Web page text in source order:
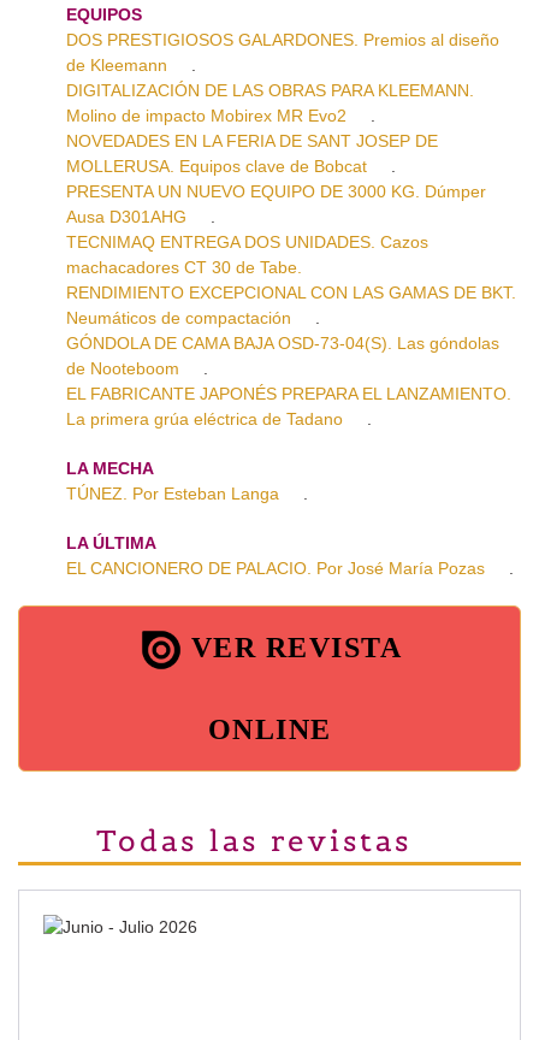
EQUIPOS
DOS PRESTIGIOSOS GALARDONES. Premios al diseño
de Kleemann
DIGITALIZACIÓN DE LAS OBRAS PARA KLEEMANN.
Molino de impacto Mobirex MR Evo2
NOVEDADES EN LA FERIA DE SANT JOSEP DE
MOLLERUSA. Equipos clave de Bobcat
PRESENTA UN NUEVO EQUIPO DE 3000 KG. Dúmper
Ausa D301AHG
TECNIMAQ ENTREGA DOS UNIDADES. Cazos
machacadores CT 30 de Tabe.
RENDIMIENTO EXCEPCIONAL CON LAS GAMAS DE BKT.
Neumáticos de compactación
GÓNDOLA DE CAMA BAJA OSD-73-04(S). Las góndolas
de Nooteboom
EL FABRICANTE JAPONÉS PREPARA EL LANZAMIENTO.
La primera grúa eléctrica de Tadano
LA MECHA
TÚNEZ. Por Esteban Langa
LA ÚLTIMA
EL CANCIONERO DE PALACIO. Por José María Pozas
VER REVISTA
ONLINE
Todas las revistas